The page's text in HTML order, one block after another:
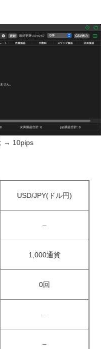
→ 10pips
USD/JPY(ドル円)
–
1,000通貨
0回
–
–